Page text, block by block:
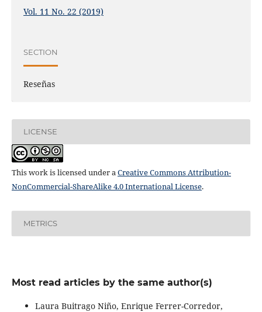
Vol. 11 No. 22 (2019)
SECTION
Reseñas
LICENSE
This work is licensed under aCreative Commons Attribution-
NonCommercial-ShareAlike 4.0 International License.
METRICS
Most read articles by the same author(s)
Laura Buitrago Niño, Enrique Ferrer-Corredor,